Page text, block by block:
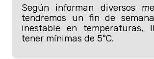
Según informan diversos
tendremos un fin de
inestable en temperaturas,
tener mínimas de 5°C.